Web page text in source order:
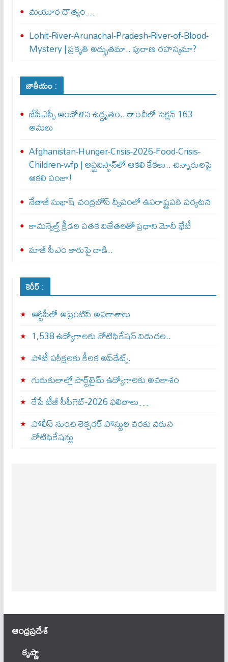
మయూర దౌత్యం…
Lohit-River-Arunachal-Pradesh-River-of-Blood-
Mystery | ప్రకృతి అద్భుతమా.. పురాణ రహస్యమా?
జాతీయం :
జేపీఎస్సీ ఆందోళన ఉద్ధృతం.. రాంచీలో సెక్షన్‌ 163
అమలు
Afghanistan-Hunger-Crisis-2026-Food-Crisis-
Children-wfp | ఆఫ్ఘనిస్థాన్‌లో ఆకలి కేకలు.. చిన్నారులపై
ఆకలి పంజా!
నేతాజీ సుభాష్ చంద్రబోస్ ద్వీపంలో ఉపరాష్ట్రపతి పర్యటన
కామన్వెల్త్‌ క్రీడల పతక విజేతలతో ప్రధాని మోదీ భేటీ
మాజీ సీఎం కారుపై దాడి..
కెరీర్ :
ఆర్టీసీలో అప్రెంటిస్‌ అవకాశాలు
1,538 ఉద్యోగాలకు నోటిఫికేషన్ విడుదల..
పోటీ పరీక్షలకు కీలక అప్‌డేట్స్.
గురుకులాల్లో పార్ట్‌టైమ్ ఉద్యోగాలకు అవకాశం
రేపే టీజీ సీపీగెట్‌-2026 ఫలితాలు…
పోలీస్ నుంచి లెక్చరర్ పోస్టుల వరకు వరుస
నోటిఫికేషన్లు
ఆంధ్ర‌ప్ర‌దేశ్
కృష్ణా